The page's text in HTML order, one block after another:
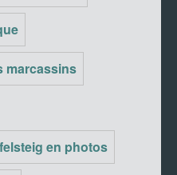
marcassins
en photos